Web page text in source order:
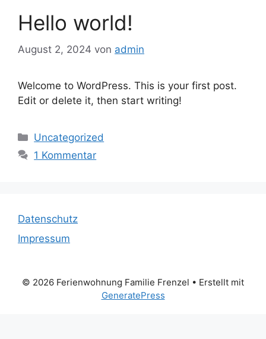
Hello world!
August 2, 2024 von admin
Welcome to WordPress. This is your first post.
Edit or delete it, then start writing!
Kategorien
Uncategorized
1 Kommentar
Datenschutz
Impressum
© 2026 Ferienwohnung Familie Frenzel • Erstellt mit
GeneratePress